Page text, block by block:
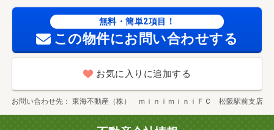
無料・簡単2項目！
この物件にお問い合わせする
お気に入りに追加する
お問い合わせ先 東海不動産（株） ｍｉｎｉｍｉｎｉＦＣ 松阪駅前支店